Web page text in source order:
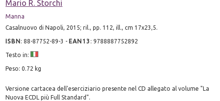
Mario R. Storchi
Manna
Casalnuovo di Napoli, 2015; ril., pp. 112, ill., cm 17x23,5.
ISBN:88-87752-89-3 - EAN13 :9788887752892
Testo in:
Peso: 0.72 kg
Versione cartacea dell'eserciziario presente nel CD allegato al volume "La
Nuova ECDL più Full Standard".